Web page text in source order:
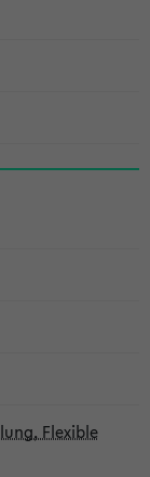
Flexible